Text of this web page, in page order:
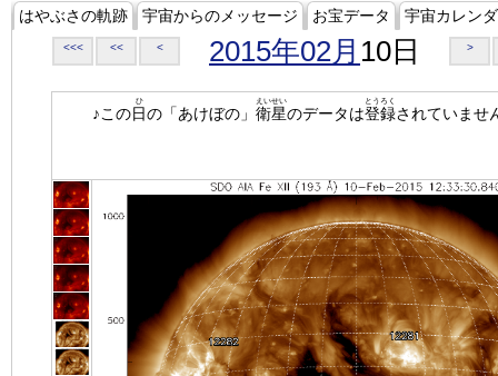
はやぶさの軌跡 宇宙からのメッセージ お宝データ 宇宙カレン
<<< << < 2015年02月 10日 >
♪この日
ひ
の「あけぼの」 衛星
えいせい
のデータは登録
とうろく
されていませ